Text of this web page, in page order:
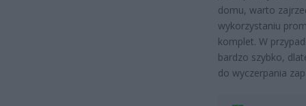
domu, warto
wykorzystaniu
komplet. W
bardzo szybko,
do wyczerpania